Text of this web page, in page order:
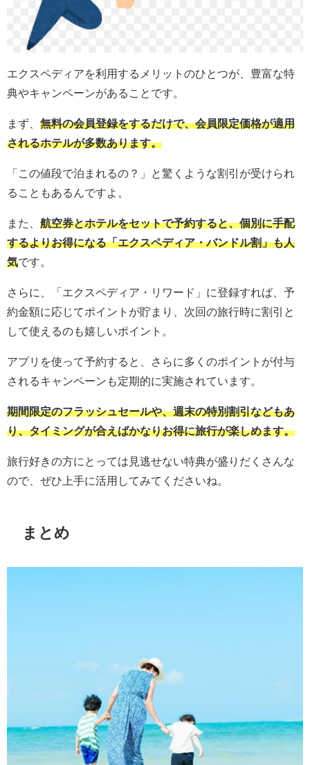
エクスペディアを利用するメリットのひとつが、豊富な特
典やキャンペーンがあることです。
まず、 無料の会員登録をするだけで、会員限定価格が適用
されるホテルが多数あります。
「この値段で泊まれるの？」と驚くような割引が受けられ
ることもあるんですよ。
また、 航空券とホテルをセットで予約すると、個別に手配
するよりお得になる「エクスペディア・バンドル割」も人
気です。
さらに、「エクスペディア・リワード」に登録すれば、予
約金額に応じてポイントが貯まり、次回の旅行時に割引と
して使えるのも嬉しいポイント。
アプリを使って予約すると、さらに多くのポイントが付与
されるキャンペーンも定期的に実施されています。
期間限定のフラッシュセールや、週末の特別割引などもあ
り、タイミングが合えばかなりお得に旅行が楽しめます。
旅行好きの方にとっては見逃せない特典が盛りだくさんな
ので、ぜひ上手に活用してみてくださいね。
まとめ